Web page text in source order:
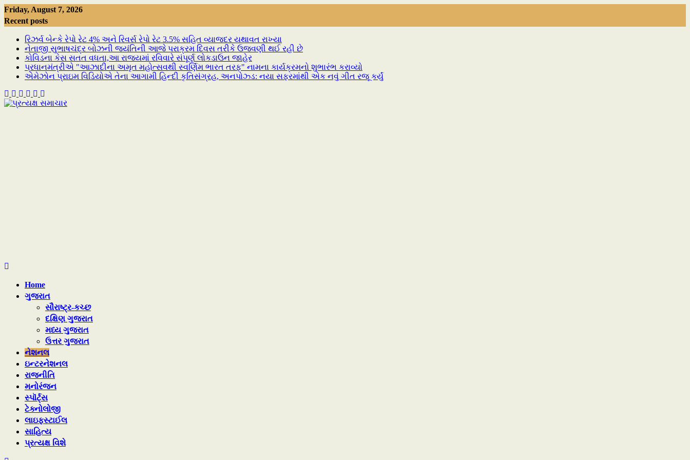
Skip
to
content
Friday, August 7, 2026
Recent posts
રિઝર્વ બેન્કે રેપો રેટ 4% અને રિવર્સ રેપો રેટ 3.5% સહિત વ્યાજદર યથાવત રાખ્યા
નેતાજી સુભાષચંદ્ર બોઝની જયંતિની આજે પરાક્રમ દિવસ તરીકે ઉજવણી થઈ રહી છે
કોવિડના કેસ સતત વધતા,આ રાજ્યમાં રવિવારે સંપૂર્ણ લોકડાઉન જાહેર
પ્રધાનમંત્રીએ "આઝાદીના અમૃત મહોત્સવથી સ્વર્ણિમ ભારત તરફ" નામના કાર્યક્રમનો શુભારંભ કરાવ્યો
એમેઝોન પ્રાઇમ વિડિયોએ તેના આગામી હિન્દી કૃતિસંગ્રહ, અનપોઝ્ડ: નયા સફરમાંથી એક નવું ગીત રજૂ કર્યું
Home
ગુજરાત
સૌરાષ્ટ્ર-કચ્છ
દક્ષિણ ગુજરાત
મધ્ય ગુજરાત
ઉત્તર ગુજરાત
નેશનલ
ઇન્ટરનેશનલ
રાજનીતિ
મનોરંજન
સ્પૉર્ટ્સ
ટેક્નોલોજી
લાઇફસ્ટાઈલ
સાહિત્ય
પ્રત્યક્ષ વિશે